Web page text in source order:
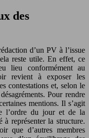
des
d’un PV à l’issue
reste utile. En effet, ce
lieu conformément au
revient à exposer les
contestations et, selon le
Pour rendre
mentions. Il s’agit
l’ordre du jour et de la
représenter la structure.
que d’autres membres